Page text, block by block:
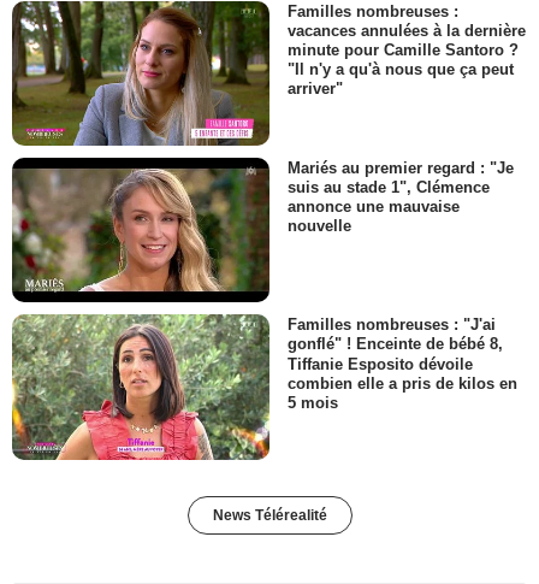
Familles nombreuses :
vacances annulées à la dernière
minute pour Camille Santoro ?
"Il n'y a qu'à nous que ça peut
arriver"
Mariés au premier regard : "Je
suis au stade 1", Clémence
annonce une mauvaise
nouvelle
Familles nombreuses : "J'ai
gonflé" ! Enceinte de bébé 8,
Tiffanie Esposito dévoile
combien elle a pris de kilos en
5 mois
News Télérealité